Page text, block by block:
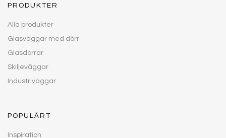
PRODUKTER
Alla produkter
Glasväggar med dörr
Glasdörrar
Skiljeväggar
Industriväggar
POPULÄRT
Inspiration